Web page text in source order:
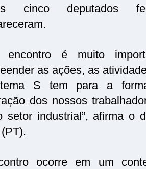
cinco deputados
encontro é muito
as ações, as
S tem para a
dos nossos
setor industrial”, afirma o
ocorre em um